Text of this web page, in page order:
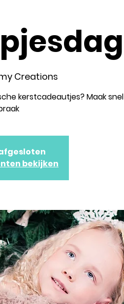
Creations
kerstcadeautjes? Maak snel
bekijken